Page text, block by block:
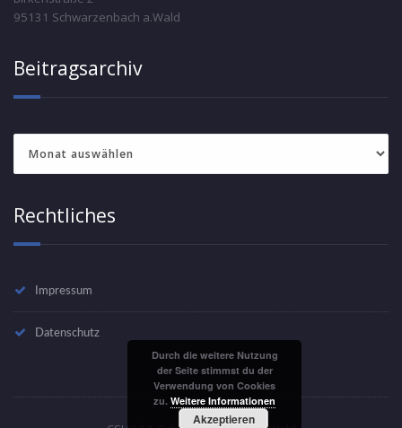
95131 Schwarzenbach a.Wald
Beitragsarchiv
Rechtliches
Impressum
Datenschutz
Durch die weitere Nutzung
der Seite stimmst du der
Verwendung von Cookies
zu. Weitere Informationen
Akzeptieren